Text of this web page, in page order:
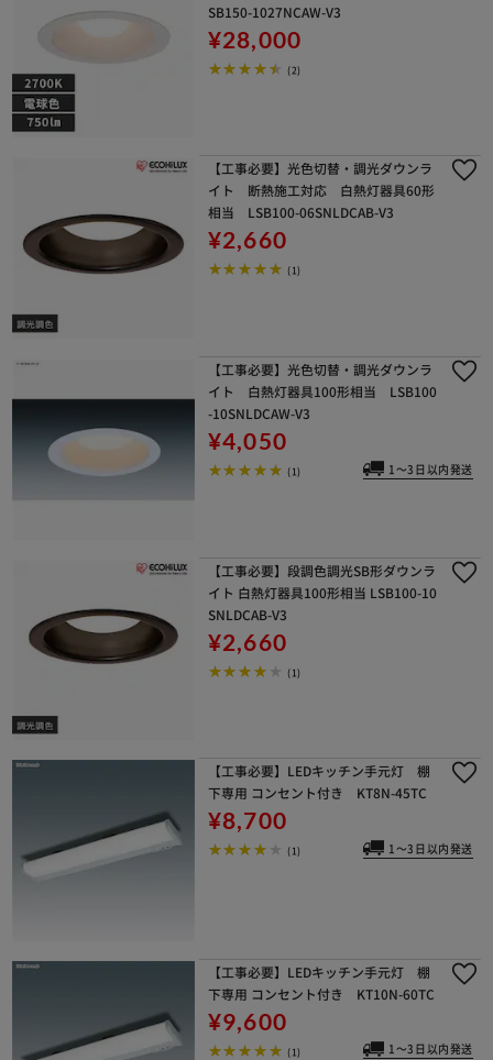
SB150-1027NCAW-V3
¥28,000
(2)
【工事必要】光色切替・調光ダウンラ
イト 断熱施工対応 白熱灯器具60形
相当 LSB100-06SNLDCAB-V3
¥2,660
(1)
【工事必要】光色切替・調光ダウンラ
イト 白熱灯器具100形相当 LSB100
-10SNLDCAW-V3
¥4,050
(1) 1～3日以内発送
【工事必要】段調色調光SB形ダウンラ
イト 白熱灯器具100形相当 LSB100-10
SNLDCAB-V3
¥2,660
(1)
【工事必要】LEDキッチン手元灯 棚
下専用 コンセント付き KT8N-45TC
¥8,700
(1) 1～3日以内発送
【工事必要】LEDキッチン手元灯 棚
下専用 コンセント付き KT10N-60TC
¥9,600
(1) 1～3日以内発送